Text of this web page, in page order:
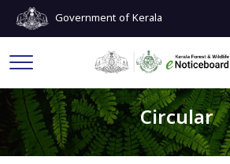
Government of Kerala
Circular